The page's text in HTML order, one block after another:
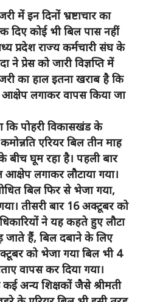
में इन दिनों भ्रष्टाचार का
दिए कोई भी बिल पास नहीं
प्रदेश राज्य कर्मचारी संघ के
ने प्रेस को जारी विज्ञप्ति में
का हाल इतना खराब है कि
आक्षेप लगाकर वापस किया जा
कि पोहरी विकासखंड के
एरियर बिल तीन माह
बीच घूम रहा है। पहली बार
लगाकर लौटाया गया।
बिल फिर से भेजा गया,
तीसरी बार 16 अक्टूबर को
ने यह कहते हुए लौटा
जाते हैं, बिल दबाने के लिए
को भेजा गया बिल भी 4
वापस कर दिया गया।
कई अन्य शिक्षकों जैसे श्रीमती